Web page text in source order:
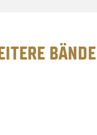
BÄNDE